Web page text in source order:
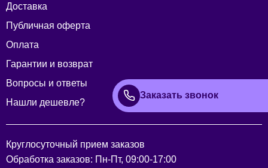
Доставка
Публичная оферта
Оплата
Гарантии и возврат
Вопросы и ответы
Нашли дешевле?
Заказать звонок
Круглосуточный прием заказов
Обработка заказов: Пн-Пт, 09:00-17:00